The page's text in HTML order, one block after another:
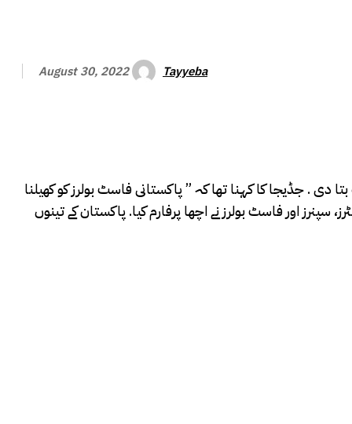
August 30, 2022 Tayyeba
دی . جڈیجا کا کہنا تھا کہ ” پاکستانی فاسٹ بولرز کو کھیلنا
اور فاسٹ بولرز نے اچھا پرفارم کیا. پاکستان کے تینوں